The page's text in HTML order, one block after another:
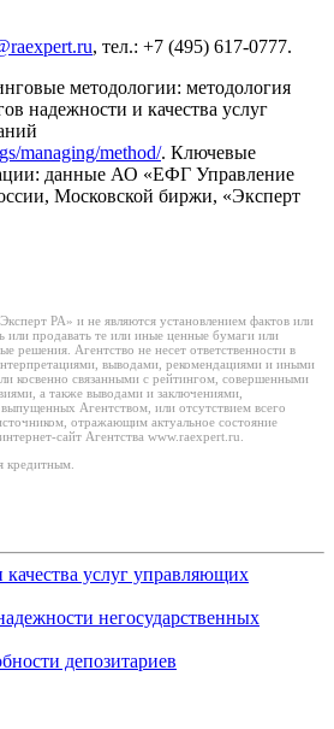
, тел.: +7 (495) 617-0777.
методологии: методология
надежности и качества услуг
managing/method/. Ключевые
данные АО «ЕФГ Управление
Московской биржи, «Эксперт
РА» и не являются установлением фактов или
или продавать те или иные ценные бумаги или
решения. Агентство не несет ответственности в
выводами, рекомендациями и иными
косвенно связанными с рейтингом, совершенными
а также выводами и заключениями,
Агентством, или отсутствием всего
отражающим актуальное состояние
сайт Агентства www.raexpert.ru.
кредитным.
услуг управляющих
негосударственных
депозитариев